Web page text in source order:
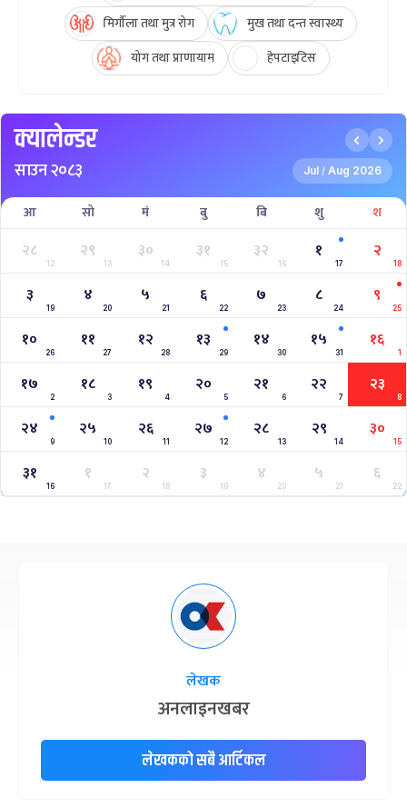
मिर्गौला तथा मुत्र रोग
मुख तथा दन्त स्वास्थ्य
योग तथा प्राणायाम
हेपटाइटिस
क्यालेन्डर
साउन २०८३ Jul / Aug 2026
आ सो मं बु बि शु श
२८
12
२९
13
३०
14
३१
15
३२
16
१
17
२
18
३
19
४
20
५
21
६
22
७
23
८
24
९
25
१०
26
११
27
१२
28
१३
29
१४
30
१५
31
१६
1
१७
2
१८
3
१९
4
२०
5
२१
6
२२
7
२३
8
२४
9
२५
10
२६
11
२७
12
२८
13
२९
14
३०
15
३१
16
१
17
२
18
३
19
४
20
५
21
६
22
लेखक
अनलाइनखबर
लेखकको सबै आर्टिकल